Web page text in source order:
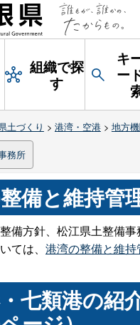
組織で探
す
キ
ー
土づくり > 港湾・空港> 地方
務所
備と維持管
備方針、松江県土整備
ては、 港湾の整備と維
七類港の紹